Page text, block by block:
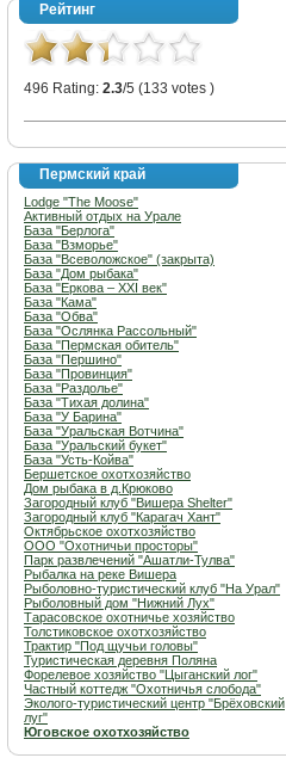
Рейтинг
496 Rating: 2.3/5 (133 votes )
Пермский край
Lodge "The Moose"
Активный отдых на Урале
База "Берлога"
База "Взморье"
База "Всеволожское" (закрыта)
База "Дом рыбака"
База "Еркова – XXI век"
База "Кама"
База "Обва"
База "Ослянка Рассольный"
База "Пермская обитель"
База "Першино"
База "Провинция"
База "Раздолье"
База "Тихая долина"
База "У Барина"
База "Уральская Вотчина"
База "Уральский букет"
База "Усть-Койва"
Бершетское охотхозяйство
Дом рыбака в д.Крюково
Загородный клуб "Вишера Shelter"
Загородный клуб "Карагач Хант"
Октябрьское охотхозяйство
ООО "Охотничьи просторы"
Парк развлечений "Ашатли-Тулва"
Рыбалка на реке Вишера
Рыболовно-туристический клуб "На Урал"
Рыболовный дом "Нижний Лух"
Тарасовское охотничье хозяйство
Толстиковское охотхозяйство
Трактир "Под щучьи головы"
Туристическая деревня Поляна
Форелевое хозяйство "Цыганский лог"
Частный коттедж "Охотничья слобода"
Эколого-туристический центр "Брёховский
луг"
Юговское охотхозяйство